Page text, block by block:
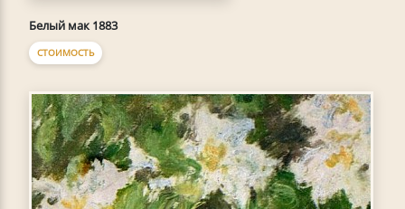
Белый мак 1883
СТОИМОСТЬ